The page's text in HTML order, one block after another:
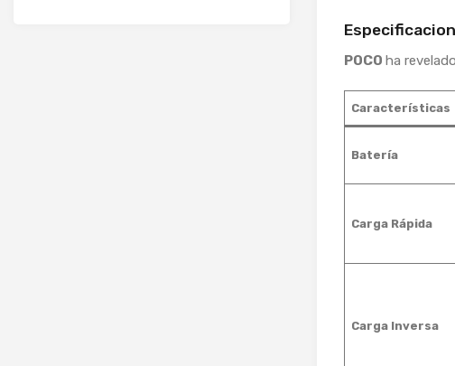
POCO ha
Características
Batería
Carga Rápida
Carga Inversa